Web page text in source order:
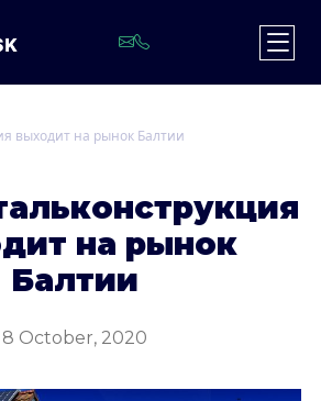
выходит на рынок Балтии
на рынок
Балтии
8 October, 2020